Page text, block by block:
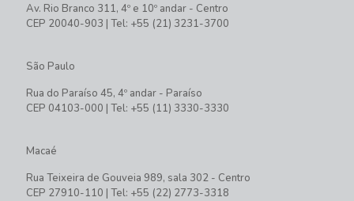
Av. Rio Branco 311, 4º e 10º andar - Centro
CEP 20040-903 | Tel: +55 (21) 3231-3700
São Paulo
Rua do Paraíso 45, 4º andar - Paraíso
CEP 04103-000 | Tel: +55 (11) 3330-3330
Macaé
Rua Teixeira de Gouveia 989, sala 302 - Centro
CEP 27910-110 | Tel: +55 (22) 2773-3318